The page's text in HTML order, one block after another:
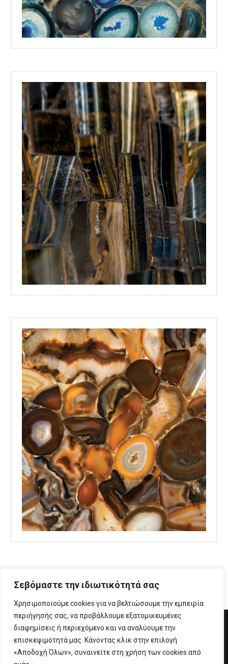
Σεβόμαστε την ιδιωτικότητά σας
Χρησιμοποιούμε cookies για να βελτιώσουμε την εμπειρία
περιήγησής σας, να προβάλλουμε εξατομικευμένες
διαφημίσεις ή περιεχόμενο και να αναλύουμε την
επισκεψιμότητά μας. Κάνοντας κλικ στην επιλογή
«Αποδοχή Όλων», συναινείτε στη χρήση των cookies από
© Copyright 2019 Marmara Deligiannis - All rights reserved.
Designed & developed byInspire Web